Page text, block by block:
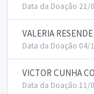
Data da Doação 21/
VALERIA
Data da Doação 04/
VICTOR CUNHA
Data da Doação 11/